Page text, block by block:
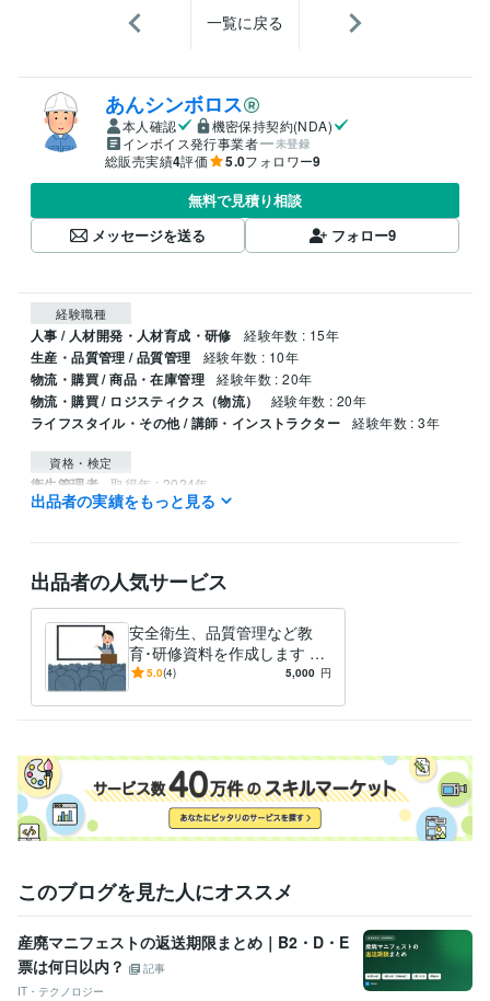
一覧に戻る
あんシンボロス
本人確認
機密保持契約(NDA)
インボイス発行事業者
未登録
総販売実績4評価 5.0フォロワー9
無料で見積り相談
メッセージを送る
フォロー9
経験職種
人事 / 人材開発・人材育成・研修 経験年数 : 15年
生産・品質管理 / 品質管理 経験年数 : 10年
物流・購買 / 商品・在庫管理 経験年数 : 20年
物流・購買 / ロジスティクス（物流） 経験年数 : 20年
ライフスタイル・その他 / 講師・インストラクター 経験年数 : 3年
資格・検定
衛生管理者 取得年 : 2024年
乙種危険物取扱者 取得年 : 2025年
得意分野
ビジネス代行・事務代行
教育 安全衛生 新入社員 中途入社者
出品者の実績をもっと見る
出品者の人気サービス
安全衛生、品質管理など教
育･研修資料を作成します 長
年の現場実務経験に基づく、
5.0(4) 5,000 円
このブログを見た人にオススメ
産廃マニフェストの返送期限まとめ｜B2・D・E
票は何日以内？
記事
IT・テクノロジー